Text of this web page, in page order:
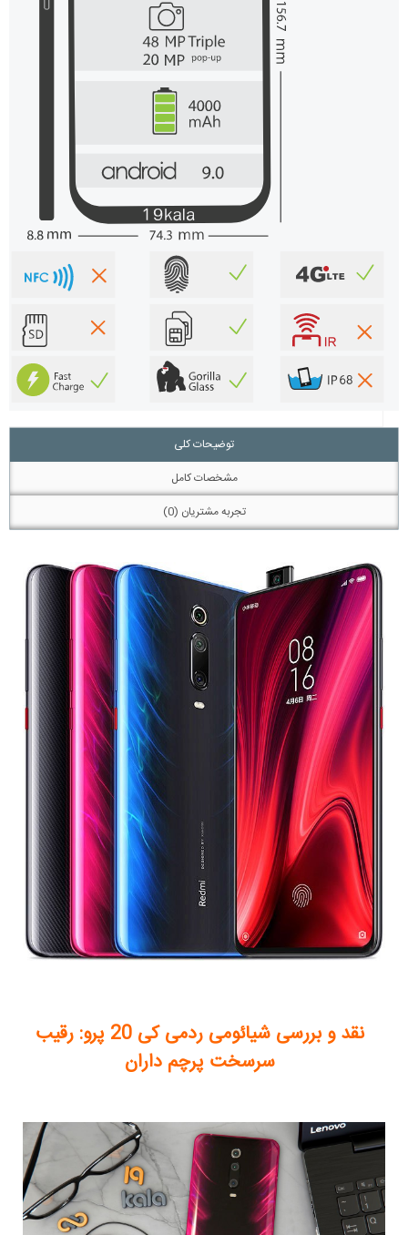
توضیحات کلی
مشخصات کامل
تجربه مشتریان (0)
نقد و بررسی شیائومی ردمی کی 20 پرو: رقیب
سرسخت پرچم داران